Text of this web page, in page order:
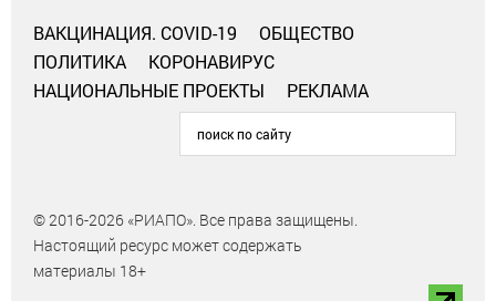
ВАКЦИНАЦИЯ. COVID-19
ОБЩЕСТВО
ПОЛИТИКА
КОРОНАВИРУС
НАЦИОНАЛЬНЫЕ ПРОЕКТЫ
РЕКЛАМА
© 2016-2026 «РИАПО». Все права защищены.
Настоящий ресурс может содержать
материалы 18+